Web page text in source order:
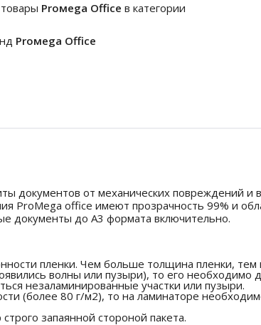
Proмega Оffice в категории
Proмega Оffice
документов от механических повреждений и
ProMega office имеют прозрачность 99% и
документы до А3 формата включительно.
пленки. Чем больше толщина пленки,
волны или пузыри), то его необходимо
незаламинированные участки или пузыри.
(более 80 г/м2), то на ламинаторе
запаянной стороной пакета.